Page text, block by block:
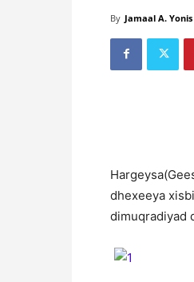
By Jamaal A. Yonis
H
dhexeeya
dimuqradiyad